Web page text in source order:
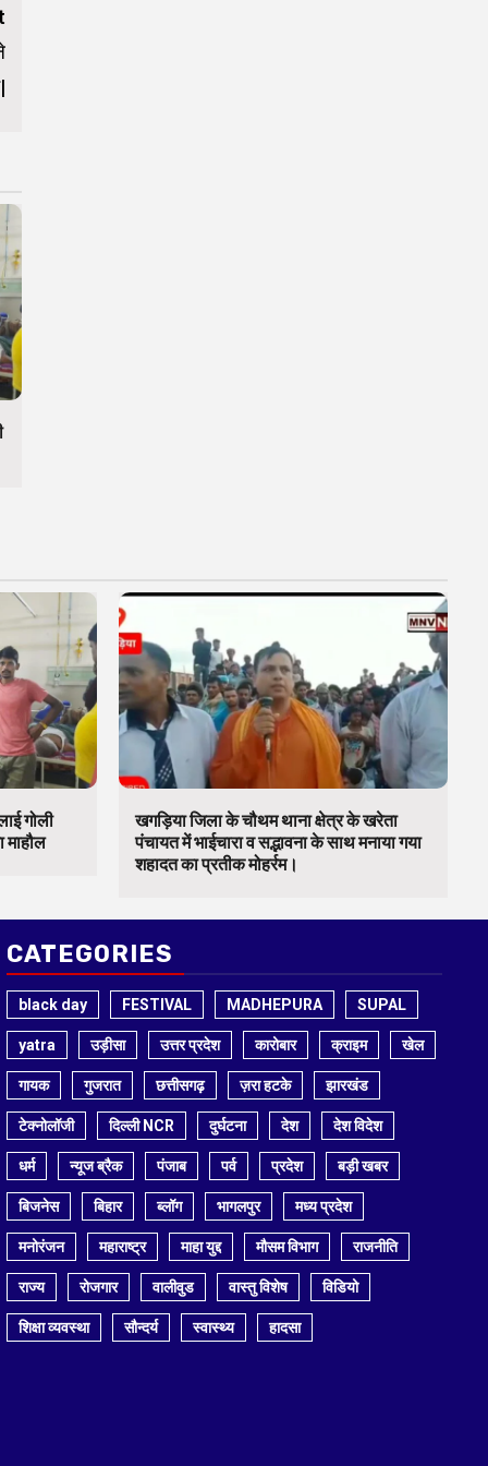
गोली
माहौल
खगड़िया जिला के चौथम थाना क्षेत्र के खरेता
पंचायत में भाईचारा व सद्भावना के साथ मनाया गया
शहादत का प्रतीक मोहर्रम।
CATEGORIES
black day FESTIVAL MADHEPURA SUPAL
yatra उड़ीसा उत्तर प्रदेश कारोबार क्राइम खेल
गायक गुजरात छत्तीसगढ़ ज़रा हटके झारखंड
टेक्नोलॉजी दिल्ली NCR दुर्घटना देश देश विदेश
धर्म न्यूज ब्रैक पंजाब पर्व प्रदेश बड़ी खबर
बिजनेस बिहार ब्लॉग भागलपुर मध्य प्रदेश
मनोरंजन महाराष्ट्र माहा युद्द मौसम विभाग राजनीति
राज्य रोजगार वालीवुड वास्तु विशेष विडियो
शिक्षा व्यवस्था सौन्दर्य स्वास्थ्य हादसा